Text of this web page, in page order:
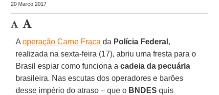
20 Março 2017
Aoperação Carne Fraca da Polícia Federal ,
realizada na sexta-feira (17), abriu uma fresta para o
Brasil espiar como funciona acadeia da pecuária
brasileira. Nas escutas dos operadores e barões
desse império do atraso – que o BNDES quis